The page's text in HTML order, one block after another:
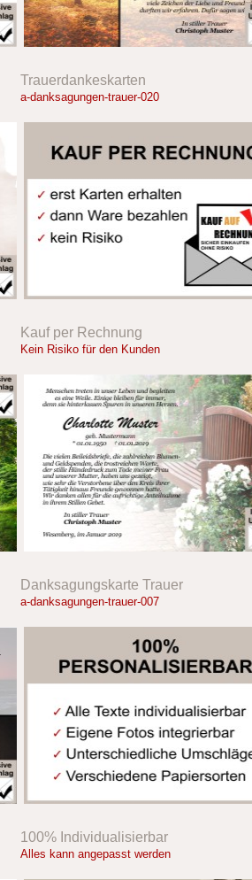
Trauerdankeskarten
a-danksagungen-trauer-020
Kauf per Rechnung
Kein Risiko für den Kunden
Danksagungskarte Trauer
a-danksagungen-trauer-007
100% Individualisierbar
Alles kann angepasst werden